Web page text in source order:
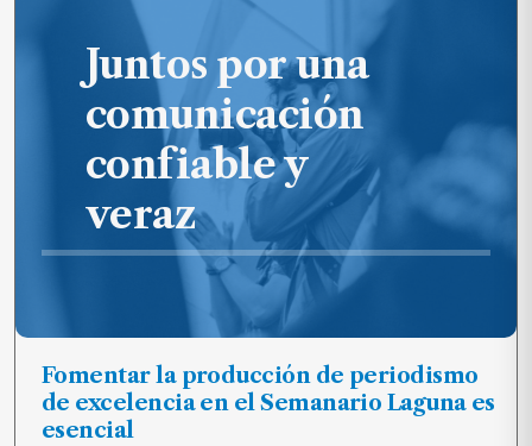
Juntos por una
comunicación
confiable y
veraz
Fomentar la producción de periodismo
de excelencia en el Semanario Laguna es
esencial